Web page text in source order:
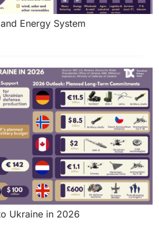
Energy System
Ukraine in 2026